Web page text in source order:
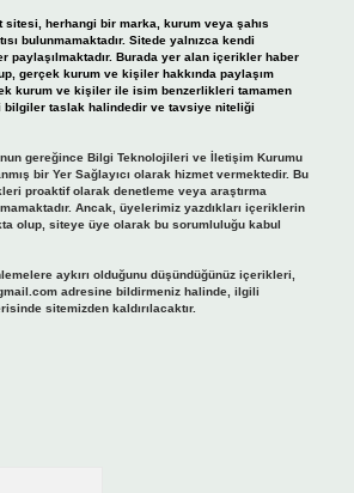
sitesi, herhangi bir marka, kurum veya şahıs
bulunmamaktadır. Sitede yalnızca kendi
paylaşılmaktadır. Burada yer alan içerikler haber
gerçek kurum ve kişiler hakkında paylaşım
kurum ve kişiler ile isim benzerlikleri tamamen
bilgiler taslak halindedir ve tavsiye niteliği
gereğince Bilgi Teknolojileri ve İletişim Kurumu
bir Yer Sağlayıcı olarak hizmet vermektedir. Bu
proaktif olarak denetleme veya araştırma
Ancak, üyelerimiz yazdıkları içeriklerin
olup, siteye üye olarak bu sorumluluğu kabul
aykırı olduğunu düşündüğünüz içerikleri,
adresine bildirmeniz halinde, ilgili
sitemizden kaldırılacaktır.